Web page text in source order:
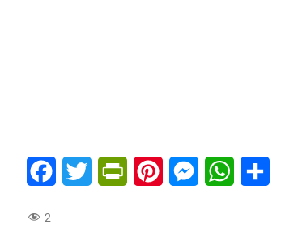
FacebookTwitter PrintFriendly
PinterestMessengerWhatsApp
2